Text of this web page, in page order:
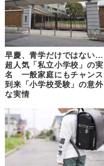
早慶、青学だけではない…
超人気「私立小学校」の実
名 一般家庭にもチャンス
到来「小学校受験」の意外
な実情